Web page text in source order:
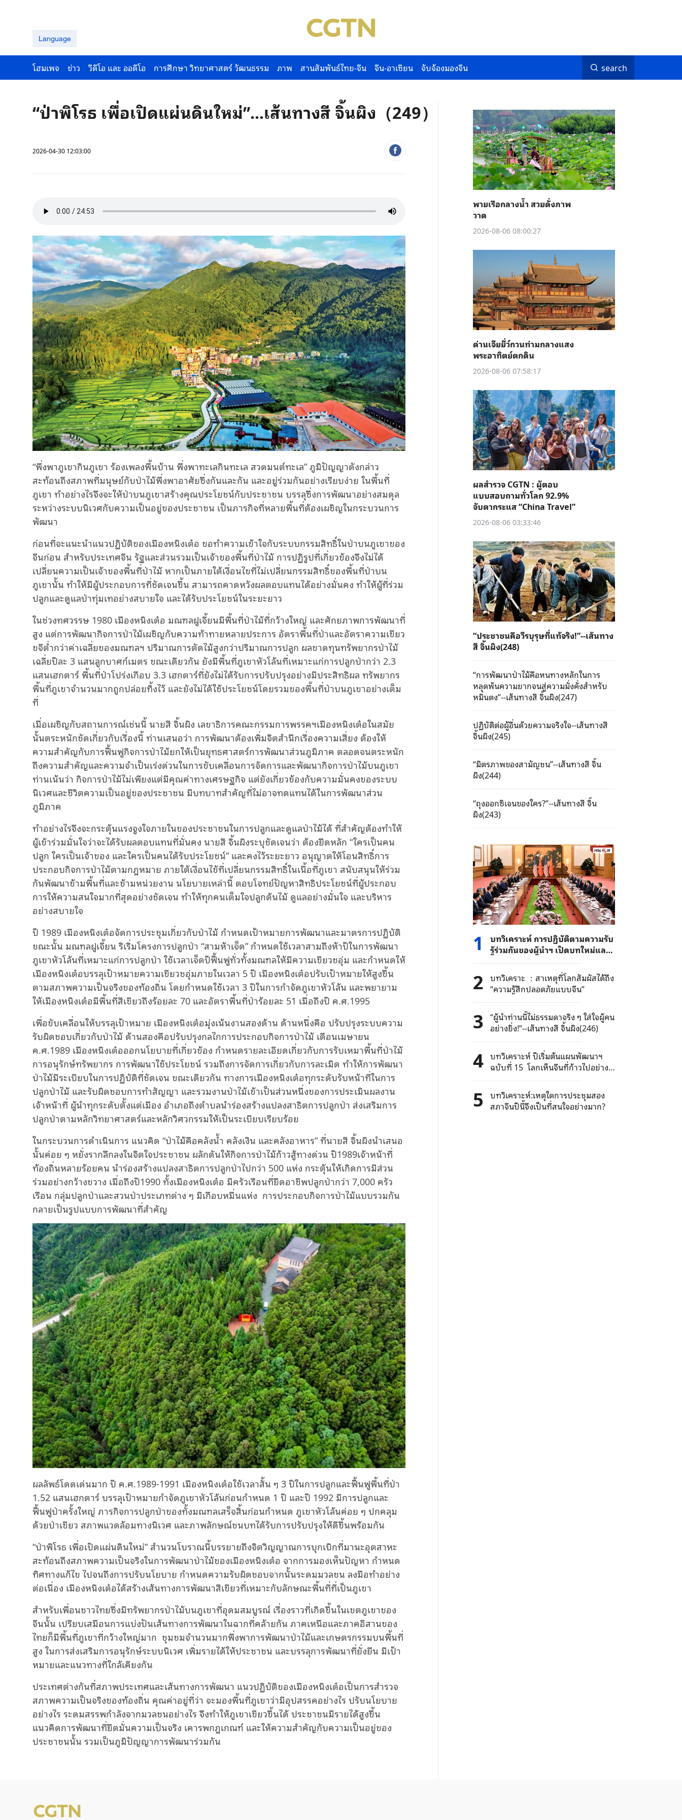
Language
โฮมเพจ ข่าว วีดีโอ และ ออดีโอ การศึกษา วิทยาศาสตร์ วัฒนธรรม ภาพ สานสัมพันธ์ไทย-จีน จีน-อาเซียน จับจ้องมองจีน search
“ป่าพิโรธ เพื่อเปิดแผ่นดินใหม่”...เส้นทางสี จิ้นผิง（249）
2026-04-30 12:03:00
“พึ่งพาภูเขากินภูเขา ร้องเพลงพื้นบ้าน พึ่งพาทะเลกินทะเล สวดมนต์ทะเล” ภูมิปัญญาดังกล่าว
สะท้อนถึงสภาพที่มนุษย์กับป่าไม้พึ่งพาอาศัยซึ่งกันและกัน และอยู่ร่วมกันอย่างเรียบง่าย ในพื้นที่
ภูเขา ทำอย่างไรจึงจะให้ป่าบนภูเขาสร้างคุณประโยชน์กับประชาชน บรรลุซึ่งการพัฒนาอย่างสมดุล
ระหว่างระบบนิเวศกับความเป็นอยู่ของประชาชน เป็นภารกิจที่หลายพื้นที่ต้องเผชิญในกระบวนการ
พัฒนา
ก่อนที่จะแนะนำแนวปฏิบัติของเมืองหนิงเต๋อ ขอทำความเข้าใจกับระบบกรรมสิทธิ์ในป่าบนภูเขาของ
จีนก่อน สำหรับประเทศจีน รัฐและส่วนรวมเป็นเจ้าของพื้นที่ป่าไม้ การปฏิรูปที่เกี่ยวข้องจึงไม่ได้
เปลี่ยนความเป็นเจ้าของพื้นที่ป่าไม้ หากเป็นภายใต้เงื่อนไขที่ไม่เปลี่ยนกรรมสิทธิ์ของพื้นที่ป่าบน
ภูเขานั้น ทำให้มีผู้ประกอบการที่ชัดเจนขึ้น สามารถคาดหวังผลตอบแทนได้อย่างมั่นคง ทำให้ผู้ที่ร่วม
ปลูกและดูแลป่าทุ่มเทอย่างสบายใจ และได้รับประโยชน์ในระยะยาว
ในช่วงทศวรรษ 1980 เมืองหนิงเต๋อ มณฑลฝูเจี้ยนมีพื้นที่ป่าไม้ที่กว้างใหญ่ และศักยภาพการพัฒนาที่
สูง แต่การพัฒนากิจการป่าไม้เผชิญกับความท้าทายหลายประการ อัตราพื้นที่ป่าและอัตราความเขียว
ขจีต่ำกว่าค่าเฉลี่ยของมณฑลฯ ปริมาณการตัดไม้สูงกว่าปริมาณการปลูก ผลขาดทุนทรัพยากรป่าไม้
เฉลี่ยปีละ 3 แสนลูกบาศก์เมตร ขณะเดียวกัน ยังมีพื้นที่ภูเขาหัวโล้นที่เหมาะแก่การปลูกป่ากว่า 2.3
แสนเฮกตาร์ พื้นที่ป่าโปร่งเกือบ 3.3 เฮกตาร์ที่ยังไม่ได้รับการปรับปรุงอย่างมีประสิทธิผล ทรัพยากร
พื้นที่ภูเขาจำนวนมากถูกปล่อยทิ้งไว้ และยังไม่ได้ใช้ประโยชน์โดยรวมของพื้นที่ป่าบนภูเขาอย่างเต็ม
ที่
เมื่อเผชิญกับสถานการณ์เช่นนี้ นายสี จิ้นผิง เลขาธิการคณะกรรมการพรรคฯเมืองหนิงเต๋อในสมัย
นั้นตระหนักชัดเกี่ยวกับเรื่องนี้ ท่านเสนอว่า การพัฒนาต้องเพิ่มจิตสำนึกเรื่องความเสี่ยง ต้องให้
ความสำคัญกับการฟื้นฟูกิจการป่าไม้ยกให้เป็นยุทธศาสตร์การพัฒนาส่วนภูมิภาค ตลอดจนตระหนัก
ถึงความสำคัญและความจำเป็นเร่งด่วนในการขับเคลื่อนการจัดการและพัฒนากิจการป่าไม้บนภูเขา
ท่านเน้นว่า กิจการป่าไม้ไม่เพียงแต่มีคุณค่าทางเศรษฐกิจ แต่ยังเกี่ยวข้องกับความมั่นคงของระบบ
นิเวศและชีวิตความเป็นอยู่ของประชาชน มีบทบาทสำคัญที่ไม่อาจทดแทนได้ในการพัฒนาส่วน
ภูมิภาค
ทำอย่างไรจึงจะกระตุ้นแรงจูงใจภายในของประชาชนในการปลูกและดูแลป่าไม้ได้ ที่สำคัญต้องทำให้
ผู้เข้าร่วมมั่นใจว่าจะได้รับผลตอบแทนที่มั่นคง นายสี จิ้นผิงระบุชัดเจนว่า ต้องยึดหลัก “ใครเป็นคน
ปลูก ใครเป็นเจ้าของ และใครเป็นคนได้รับประโยชน์” และคงไว้ระยะยาว อนุญาตให้โอนสิทธิ์การ
ประกอบกิจการป่าไม้ตามกฎหมาย ภายใต้เงื่อนไข้ที่เปลี่ยนกรรมสิทธิ์ในเนื้อที่ภูเขา สนับสนุนให้ร่วม
กันพัฒนาข้ามพื้นที่และข้ามหน่วยงาน นโยบายเหล่านี้ ตอบโจทย์ปัญหาสิทธิประโยชน์ที่ผู้ประกอบ
การให้ความสนใจมากที่สุดอย่างชัดเจน ทำให้ทุกคนเต็มใจปลูกต้นไม้ ดูแลอย่างมั่นใจ และบริหาร
อย่างสบายใจ
ปี 1989 เมืองหนิงเต๋อจัดการประชุมเกี่ยวกับป่าไม้ กำหนดเป้าหมายการพัฒนาและมาตรการปฏิบัติ
ขณะนั้น มณฑลฝูเจี้ยน ริเริ่มโครงการปลูกป่า “สามห้าเจ็ด” กำหนดใช้เวลาสามถึงห้าปีในการพัฒนา
ภูเขาหัวโล้นที่เหมาะแก่การปลูกป่า ใช้เวลาเจ็ดปีฟื้นฟูทั่วทั้งมณฑลให้มีความเขียวชอุ่ม และกำหนดให้
เมืองหนิงเต๋อบรรลุเป้าหมายความเขียวชอุ่มภายในเวลา 5 ปี เมืองหนิงเต๋อปรับเป้าหมายให้สูงขึ้น
ตามสภาพความเป็นจริงของท้องถิ่น โดยกำหนดใช้เวลา 3 ปีในการกำจัดภูเขาหัวโล้น และพยายาม
ให้เมืองหนิงเต๋อมีพื้นที่สีเขียวถึงร้อยละ 70 และอัตราพื้นที่ป่าร้อยละ 51 เมื่อถึงปี ค.ศ.1995
เพื่อขับเคลื่อนให้บรรลุเป้าหมาย เมืองหนิงเต๋อมุ่งเน้นงานสองด้าน ด้านหนึ่งคือ ปรับปรุงระบบความ
รับผิดชอบเกี่ยวกับป่าไม้ ด้านสองคือปรับปรุงกลไกการประกอบกิจการป่าไม้ เดือนเมษายน
ค.ศ.1989 เมืองหนิงเต๋อออกนโยบายที่เกี่ยวข้อง กำหนดรายละเอียดเกี่ยวกับการรับเหมาพื้นที่ป่าไม้
การอนุรักษ์ทรัพยากร การพัฒนาใช้ประโยชน์ รวมถึงการจัดการเกี่ยวกับการละเมิด ทำให้การพัฒนา
ป่าไม้มีระเบียบในการปฏิบัติที่ชัดเจน ขณะเดียวกัน ทางการเมืองหนิงเต๋อทุกระดับรับหน้าที่ในการ
ปลูกป่าไม้ และรับผิดชอบการทำสัญญา และรวมงานป่าไม้เข้าเป็นส่วนหนึ่งของการประเมินผลงาน
เจ้าหน้าที่ ผู้นำทุกระดับตั้งแต่เมือง อำเภอถึงตำบลนำร่องสร้างแปลงสาธิตการปลูกป่า ส่งเสริมการ
ปลูกป่าตามหลักวิทยาศาสตร์และหลักวิศวกรรมให้เป็นระเบียบเรียบร้อย
ในกระบวนการดำเนินการ แนวคิด “ป่าไม้คือคลังน้ำ คลังเงิน และคลังอาหาร” ที่นายสี จิ้นผิงนำเสนอ
นั้นค่อย ๆ หยั่งรากลึกลงในจิตใจประชาชน ผลักดันให้กิจการป่าไม้ก้าวสู้ทางด่วน ปี1989เจ้าหน้าที่
ท้องถิ่นหลายร้อยคน นำร่องสร้างแปลงสาธิตการปลูกป่าไปกว่า 500 แห่ง กระตุ้นให้เกิดการมีส่วน
ร่วมอย่างกว้างขวาง เมื่อถึงปี1990 ทั้งเมืองหนิงเต๋อ มีครัวเรือนที่ยึดอาชีพปลูกป่ากว่า 7,000 ครัว
เรือน กลุ่มปลูกป่าและสวนป่าประเภทต่าง ๆ มีเกือบหมื่นแห่ง การประกอบกิจการป่าไม้แบบรวมกัน
กลายเป็นรูปแบบการพัฒนาที่สำคัญ
ผลลัพธ์โดดเด่นมาก ปี ค.ศ.1989-1991 เมืองหนิงเต๋อใช้เวลาสั้น ๆ 3 ปีในการปลูกและฟื้นฟูพื้นที่ป่า
1.52 แสนเฮกตาร์ บรรลุเป้าหมายกำจัดภูเขาหัวโล้นก่อนกำหนด 1 ปี และปี 1992 มีการปลูกและ
ฟื้นฟูป่าครั้งใหญ่ ภารกิจการปลูกป่าของทั้งมณฑลเสร็จสิ้นก่อนกำหนด ภูเขาหัวโล้นค่อย ๆ ปกคลุม
ด้วยป่าเขียว สภาพแวดล้อมทางนิเวศ และภาพลักษณ์ชนบทได้รับการปรับปรุงให้ดีขึ้นพร้อมกัน
“ป่าพิโรธ เพื่อเปิดแผ่นดินใหม่” สำนวนโบราณนี้บรรยายถึงจิตวิญญาณการบุกเบิกที่มานะอุตสาหะ
สะท้อนถึงสภาพความเป็นจริงในการพัฒนาป่าไม้ของเมืองหนิงเต๋อ จากการมองเห็นปัญหา กำหนด
ทิศทางแก้ไข ไปจนถึงการปรับนโยบาย กำหนดความรับผิดชอบจากนั้นระดมมวลชน ลงมือทำอย่าง
ต่อเนื่อง เมืองหนิงเต๋อได้สร้างเส้นทางการพัฒนาสีเขียวที่เหมาะกับลักษณะพื้นที่ที่เป็นภูเขา
สำหรับเพื่อนชาวไทยซึ่งมีทรัพยากรป่าไม้บนภูเขาที่อุดมสมบูรณ์ เรื่องราวที่เกิดขึ้นในเขตภูเขาของ
จีนนั้น เปรียบเสมือนการแบ่งปันเส้นทางการพัฒนาในฉากที่คล้ายกัน ภาคเหนือและภาคอีสานของ
ไทยก็มีพื้นที่ภูเขาที่กว้างใหญ่มาก ชุมชมจำนวนมากพึ่งพาการพัฒนาป่าไม้และเกษตรกรรมบนพื้นที่
สูง ในการส่งเสริมการอนุรักษ์ระบบนิเวศ เพิ่มรายได้ให้ประชาชน และบรรลุการพัฒนาที่ยั่งยืน มีเป้า
หมายและแนวทางที่ใกล้เคียงกัน
ประเทศต่างกันที่สภาพประเทศและเส้นทางการพัฒนา แนวปฏิบัติของเมืองหนิงเต๋อเป็นการสำรวจ
สภาพความเป็นจริงของท้องถิ่น คุณค่าอยู่ที่ว่า จะมองพื้นที่ภูเขาว่ามีอุปสรรคอย่างไร ปรับนโยบาย
อย่างไร ระดมสรรพกำลังจากมวลชนอย่างไร จึงทำให้ภูเขาเขียวขึ้นได้ ประชาชนมีรายได้สูงขึ้น
แนวคิดการพัฒนาที่ยึดมั่นความเป็นจริง เคารพกฎเกณฑ์ และให้ความสำคัญกับความเป็นอยู่ของ
ประชาชนนั้น รวมเป็นภูมิปัญญาการพัฒนาร่วมกัน
พายเรือกลางน้ำ สวยดั่งภาพ
วาด
2026-08-06 08:00:27
ด่านเจียยี่ว์กวนท่ามกลางแสง
พระอาทิตย์ตกดิน
2026-08-06 07:58:17
ผลสำรวจ CGTN : ผู้ตอบ
แบบสอบถามทั่วโลก 92.9%
จับตากระแส “China Travel”
2026-08-06 03:33:46
“ประชาชนคือวีรบุรุษที่แท้จริง!”--เส้นทาง
สี จิ้นผิง(248)
“การพัฒนาป่าไม้คือหนทางหลักในการ
หลุดพ้นความยากจนสู่ความมั่งคั่งสำหรับ
หมิ่นตง”--เส้นทางสี จิ้นผิง(247)
ปฏิบัติต่อผู้อื่นด้วยความจริงใจ--เส้นทางสี
จิ้นผิง(245)
“มิตรภาพของสามัญชน”--เส้นทางสี จิ้น
ผิง(244)
“ถุงออกซิเจนของใคร?”--เส้นทางสี จิ้น
ผิง(243)
1
บทวิเคราะห์ การปฏิบัติตามความรับ
รู้ร่วมกันของผู้นำฯ เปิดบทใหม่และ
ท่าทีใหม่ของความสัมพันธ์ระหว่าง
จีนกับสหรัฐฯ
2 บทวิเคราะ ：สาเหตุที่โลกสัมผัสได้ถึง
“ความรู้สึกปลอดภัยแบบจีน”
3 “ผู้นำท่านนี้ไม่ธรรมดาจริง ๆ ใส่ใจผู้คน
อย่างยิ่ง!”--เส้นทางสี จิ้นผิง(246)
4 บทวิเคราะห์ ปีเริ่มต้นแผนพัฒนาฯ
ฉบับที่ 15 โลกเห็นจีนที่ก้าวไปอย่าง
มุ่งมั่น
5 บทวิเคราะห์:เหตุใดการประชุมสอง
สภาจีนปีนี้จึงเป็นที่สนใจอย่างมาก?